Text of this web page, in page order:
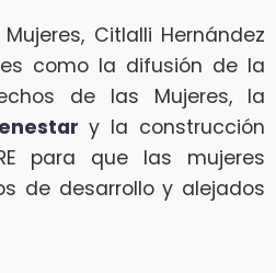
Citlalli Hernández
como la difusión de la
de las Mujeres, la
y la construcción
para que las mujeres
de desarrollo y alejados